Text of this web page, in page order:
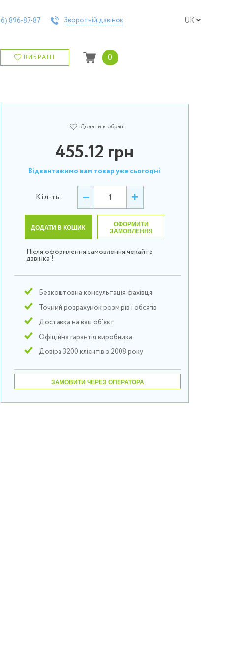
896-87-87 Зворотній дзвінок UK
ВИБРАНІ 0
Додати в обрані
455.12 грн
Відвантажимо вам товар уже сьогодні
Кіл-ть: – +
ДОДАТИ В КОШИК
ОФОРМИТИ
ЗАМОВЛЕННЯ
Після оформлення замовлення чекайте
дзвінка !
Безкоштовна консультація фахівця
Точний розрахунок розмірів і обсягів
Доставка на ваш об'єкт
Офіційна гарантія виробника
Довіра 3200 клієнтів з 2008 року
ЗАМОВИТИ ЧЕРЕЗ ОПЕРАТОРА